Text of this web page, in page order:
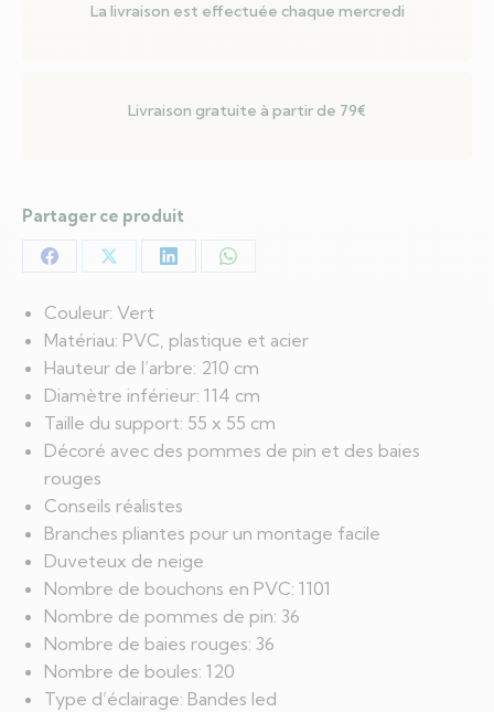
Couleur: Vert
Matériau: PVC, plastique et acier
Hauteur de l’arbre: 210 cm
Diamètre inférieur: 114 cm
Taille du support: 55 x 55 cm
Décoré avec des pommes de pin et des baies
rouges
Conseils réalistes
Branches pliantes pour un montage facile
Duveteux de neige
Nombre de bouchons en PVC: 1101
Nombre de pommes de pin: 36
Nombre de baies rouges: 36
Nombre de boules: 120
Type d’éclairage: Bandes led
La livraison est effectuée chaque mercredi
Livraison gratuite à partir de 79€
Partager ce produit
Partager
sur
Facebook
Partager
sur
X
Partager
LinkedIn
Partager
WhatsApp